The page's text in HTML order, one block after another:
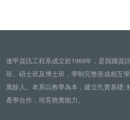
逢甲資訊工程系成立於1969年，是我國資
班、碩士班及博士班，學制完整形成相互
萬餘人。本系以教學為本，建立扎實基礎;
產學合作，培育務實能力。